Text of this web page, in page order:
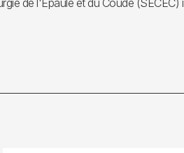
de l'Epaule et du Coude (SECEC) i